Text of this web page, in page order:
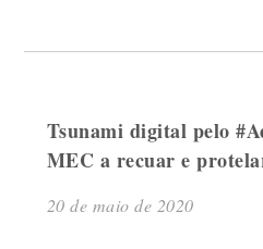
Tsunami digital pelo
MEC a recuar e
20 de maio de 2020